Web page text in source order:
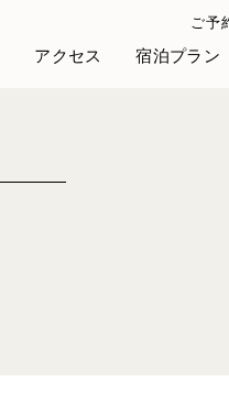
ご予
アクセス 宿泊プラン